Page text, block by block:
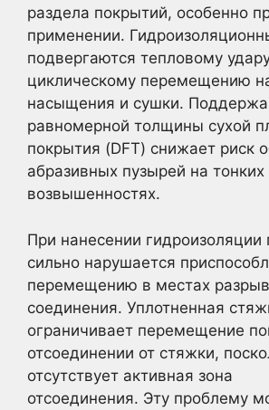
раздела покрытий, особенно
применении.
подвергаются тепловому
циклическому перемещению
насыщения и сушки.
равномерной толщины сухой
покрытия (DFT) снижает риск
абразивных пузырей на тонких
возвышенностях.
При нанесении гидроизоляции
сильно нарушается
перемещению в местах
соединения. Уплотненная
ограничивает перемещение
отсоединении от стяжки,
отсутствует активная зона
отсоединения. Эту проблему